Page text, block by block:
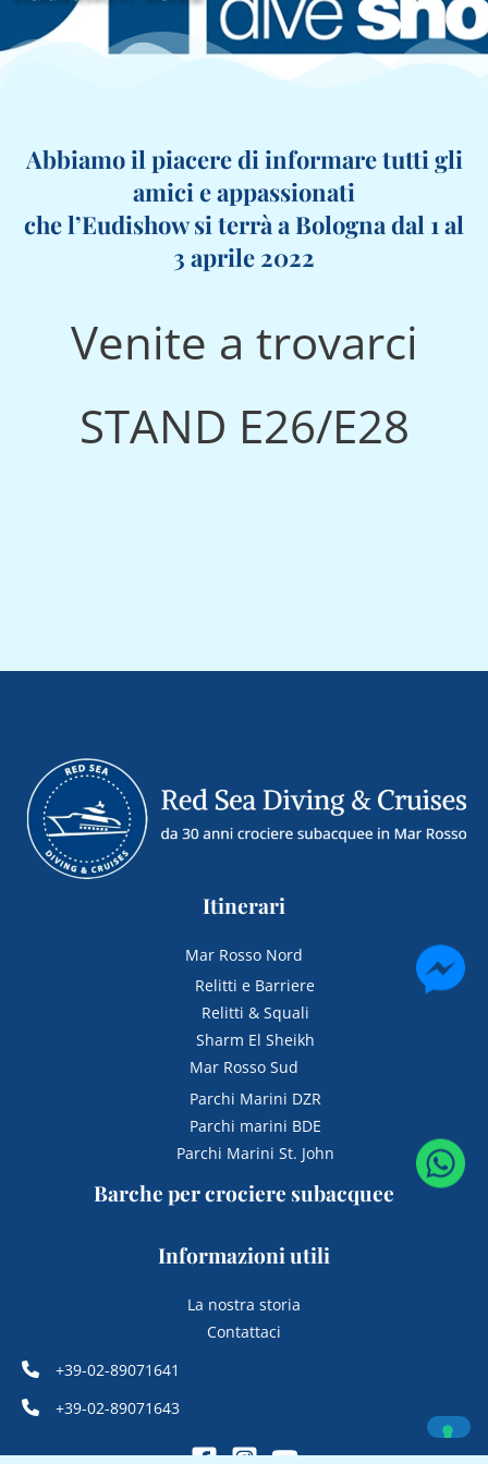
Abbiamo il piacere di informare tutti gli
amici e appassionati
che l’Eudishow si terrà a Bologna dal 1 al
3 aprile 2022
Venite a trovarci
STAND E26/E28
Itinerari
Mar Rosso Nord
Relitti e Barriere
Relitti & Squali
Sharm El Sheikh
Mar Rosso Sud
Parchi Marini DZR
Parchi marini BDE
Parchi Marini St. John
Barche per crociere subacquee
Informazioni utili
La nostra storia
Contattaci
+39-02-89071641
+39-02-89071643